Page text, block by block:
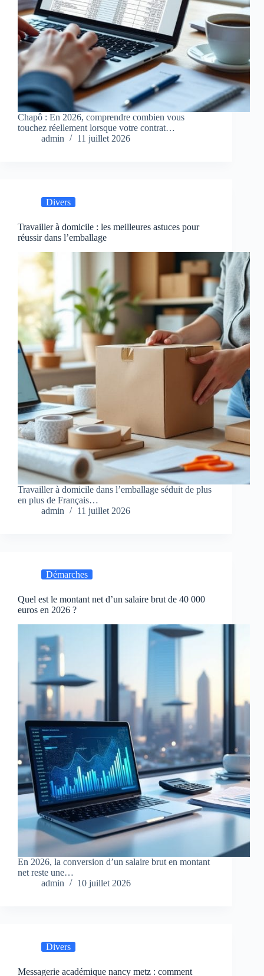
Chapô : En 2026, comprendre combien vous
touchez réellement lorsque votre contrat…
admin
11 juillet 2026
Divers
Travailler à domicile : les meilleures astuces pour
réussir dans l’emballage
Travailler à domicile dans l’emballage séduit de plus
en plus de Français…
admin
11 juillet 2026
Démarches
Quel est le montant net d’un salaire brut de 40 000
euros en 2026 ?
En 2026, la conversion d’un salaire brut en montant
net reste une…
admin
10 juillet 2026
Divers
Messagerie académique nancy metz : comment